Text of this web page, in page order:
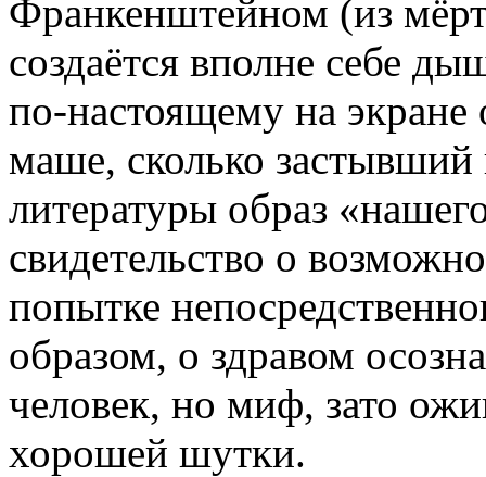
Франкенштейном (из
создаётся вполне себе
по-настоящему на экране
маше, сколько застывший
литературы образ
свидетельство о
попытке
образом, о здравом
человек, но миф, зато
хорошей шутки.